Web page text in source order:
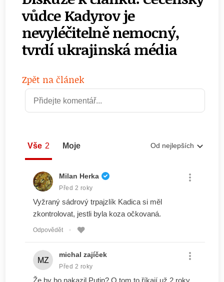
vůdce Kadyrov je
nevyléčitelně nemocný,
tvrdí ukrajinská média
Zpět na článek